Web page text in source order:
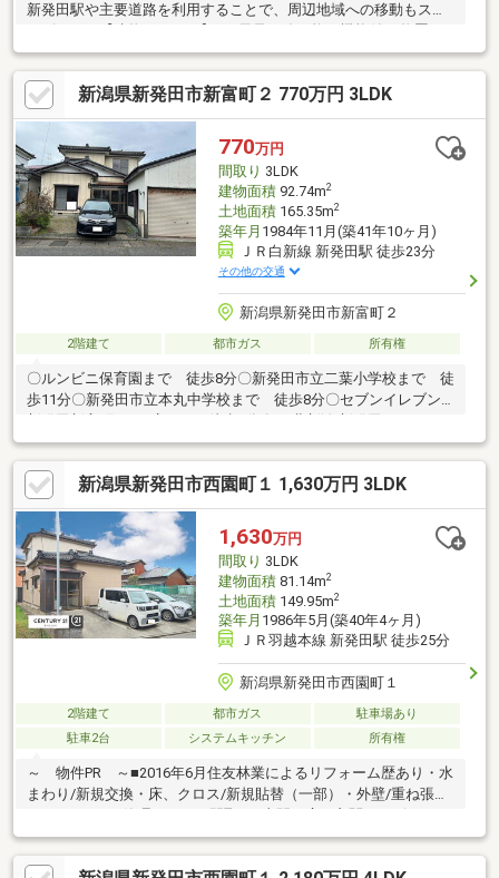
新発田駅や主要道路を利用することで、周辺地域への移動もスム
りで車のタイヤや趣味の道具などの収納◎【生活商業施設】■コ
ンビニが近いのでちょっとした買い物に便利♪■クスリのアオキま
で徒歩約1分♪【小中学校】御免町小学校 約2200ｍ第一中学校
約2500ｍ当社ホームページではSUUMOには載っていない物件資
料を確認することができます♪
新潟県新発田市新富町２ 770万円 3LDK
770万円
間取り 3LDK
建物面積92.74m2
土地面積165.35m2
築年月 1984年11月(築41年10ヶ月)
ＪＲ白新線 新発田駅 徒歩23分
その他の交通
新潟県新発田市新富町２
2階建て 都市ガス 所有権
〇ルンビニ保育園まで 徒歩8分〇新発田市立二葉小学校まで 徒
歩11分〇新発田市立本丸中学校まで 徒歩8分〇セブンイレブン
新発田新富町2丁目店まで 徒歩5分〇JA北新潟 新発田こったま-
やまで 徒歩7分〇ウオロク緑店まで 徒歩6分〇イオンスタイル
新発田中田まで 徒歩7分〇クスリのアオキ 新発田新富店まで
徒歩3分〇新発田緑町簡易郵便局まで 徒歩2分現況有姿渡し、境
界非明示、契約不適合責任免責。
新潟県新発田市西園町１ 1,630万円 3LDK
1,630万円
間取り 3LDK
建物面積81.14m2
土地面積149.95m2
築年月 1986年5月(築40年4ヶ月)
ＪＲ羽越本線 新発田駅 徒歩25分
新潟県新発田市西園町１
2階建て 都市ガス
駐車場あり
駐車2台
システムキッチン 所有権
～ 物件PR ～■2016年6月住友林業によるリフォーム歴あり・水
まわり/新規交換・床、クロス/新規貼替（一部）・外壁/重ね張り
等もらくらく入る大きさ■玄関前の風除室は雨の日の出入りもら
くらく■家族間のコミュニケーションが自然と生まれるリビング